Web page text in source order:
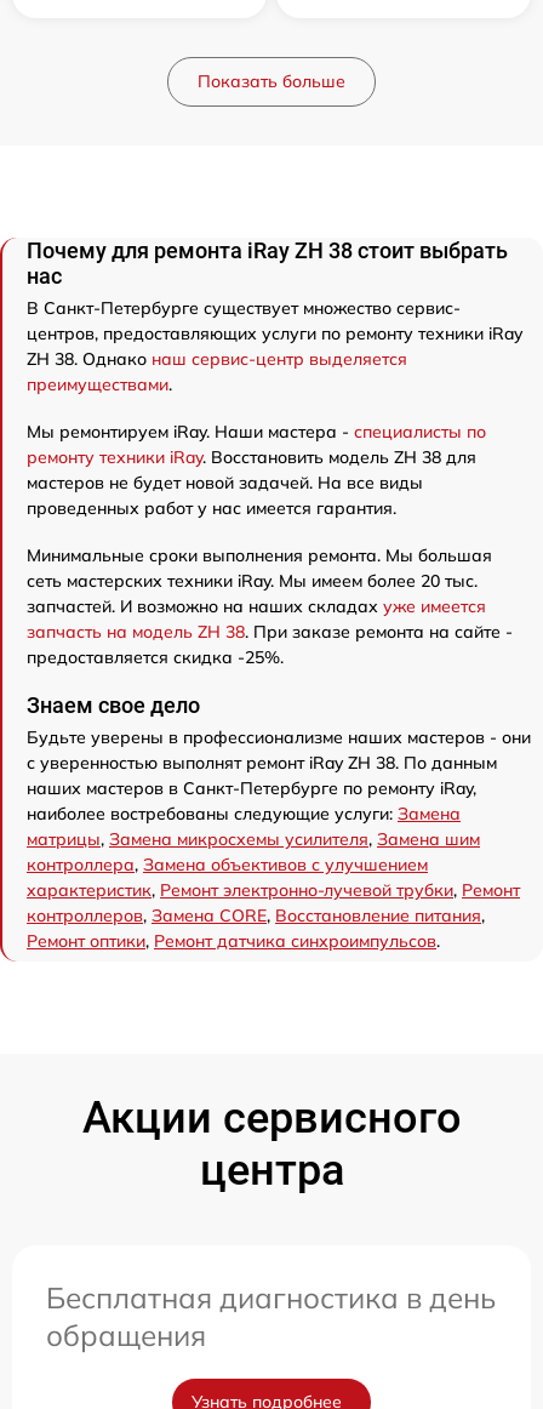
Показать больше
Почему для ремонта iRay ZH 38 стоит выбрать
нас
В Санкт-Петербурге существует множество сервис-
центров, предоставляющих услуги по ремонту техники iRay
ZH 38. Однако наш сервис-центр выделяется
преимуществами.
Мы ремонтируем iRay. Наши мастера - специалисты по
ремонту техники iRay. Восстановить модель ZH 38 для
мастеров не будет новой задачей. На все виды
проведенных работ у нас имеется гарантия.
Минимальные сроки выполнения ремонта. Мы большая
сеть мастерских техники iRay. Мы имеем более 20 тыс.
запчастей. И возможно на наших складах уже имеется
запчасть на модель ZH 38. При заказе ремонта на сайте -
предоставляется скидка -25%.
Знаем свое дело
Будьте уверены в профессионализме наших мастеров - они
с уверенностью выполнят ремонт iRay ZH 38. По данным
наших мастеров в Санкт-Петербурге по ремонту iRay,
наиболее востребованы следующие услуги: Замена
матрицы, Замена микросхемы усилителя, Замена шим
контроллера, Замена объективов с улучшением
характеристик, Ремонт электронно-лучевой трубки, Ремонт
контроллеров, Замена CORE, Восстановление питания,
Ремонт оптики, Ремонт датчика синхроимпульсов.
Акции сервисного
центра
Бесплатная диагностика в день
обращения
Узнать подробнее